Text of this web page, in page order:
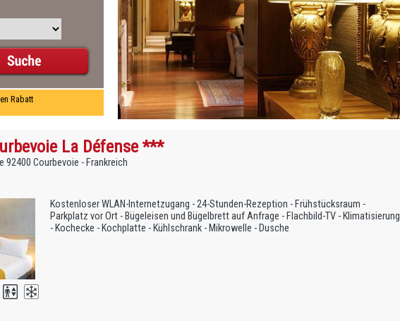
Rabatt
La Défense ***
92400 Courbevoie - Frankreich
Kostenloser WLAN-Internetzugang - 24-Stunden-Rezeption - Frühstücksraum -
Parkplatz vor Ort - Bügeleisen und Bügelbrett auf Anfrage - Flachbild-TV - Klimatisierung
- Kochecke - Kochplatte - Kühlschrank - Mikrowelle - Dusche